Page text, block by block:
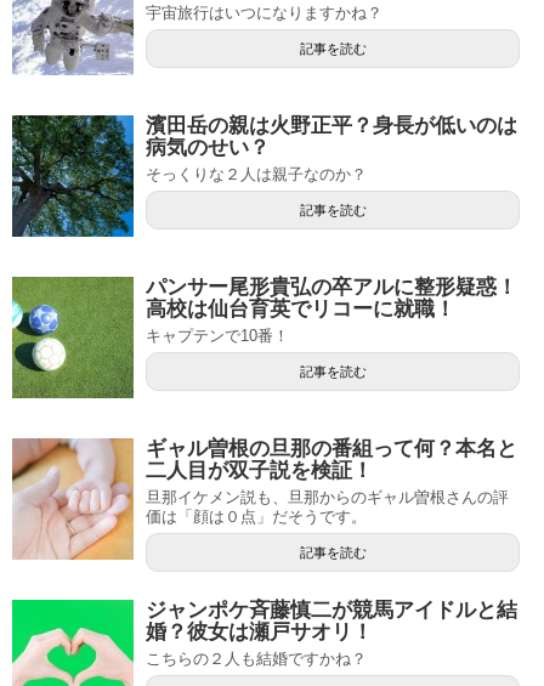
宇宙旅行はいつになりますかね？
記事を読む
濱田岳の親は火野正平？身長が低いのは
病気のせい？
そっくりな２人は親子なのか？
記事を読む
パンサー尾形貴弘の卒アルに整形疑惑！
高校は仙台育英でリコーに就職！
キャプテンで10番！
記事を読む
ギャル曽根の旦那の番組って何？本名と
二人目が双子説を検証！
旦那イケメン説も、旦那からのギャル曽根さんの評
価は「顔は０点」だそうです。
記事を読む
ジャンポケ斉藤慎二が競馬アイドルと結
婚？彼女は瀬戸サオリ！
こちらの２人も結婚ですかね？